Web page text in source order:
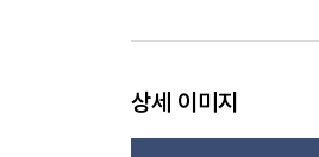
상세 이미지